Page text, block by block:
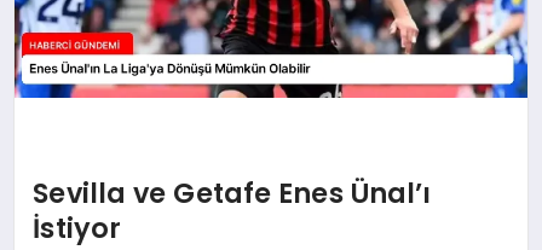
Sevilla ve Getafe Enes Ünal’ı
İstiyor